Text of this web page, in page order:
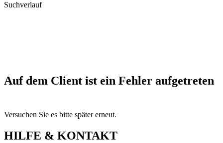
Suchverlauf
Auf dem Client ist ein Fehler aufgetreten
Versuchen Sie es bitte später erneut.
HILFE & KONTAKT